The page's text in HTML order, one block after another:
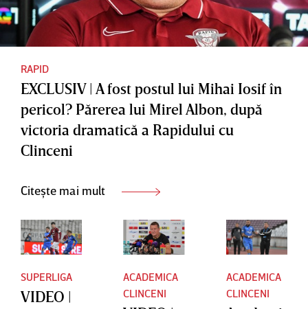
antrenor
să acuze
o viciere
rezultat
peste
măsură
ce s-a
t"
RAPID
EXCLUSIV | A fost postul lui Mihai Iosif în
pericol? Părerea lui Mirel Albon, după
victoria dramatică a Rapidului cu
Clinceni
Citește mai mult
SUPERLIGA
VIDEO |
ACADEMICA
CLINCENI
ACADEMICA
CLINCENI